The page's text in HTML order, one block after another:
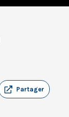
Partager